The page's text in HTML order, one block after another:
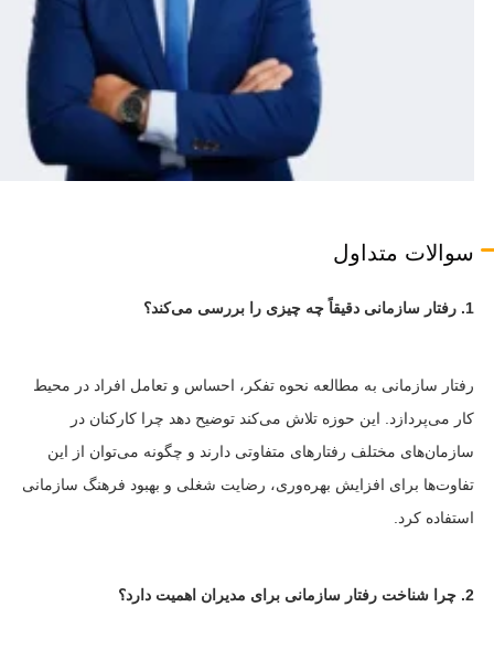
سوالات متداول
1. رفتار سازمانی دقیقاً چه چیزی را بررسی می‌کند؟
رفتار سازمانی به مطالعه نحوه تفکر، احساس و تعامل افراد در محیط
کار می‌پردازد. این حوزه تلاش می‌کند توضیح دهد چرا کارکنان در
سازمان‌های مختلف رفتارهای متفاوتی دارند و چگونه می‌توان از این
تفاوت‌ها برای افزایش بهره‌وری، رضایت شغلی و بهبود فرهنگ سازمانی
استفاده کرد.
2. چرا شناخت رفتار سازمانی برای مدیران اهمیت دارد؟